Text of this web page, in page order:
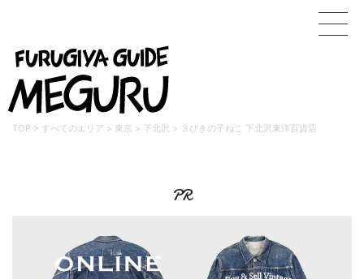
TOP > すべてのエリア > 東京 > 下北沢 > ３びきの子ねこ 下北沢東洋百貨店
PR